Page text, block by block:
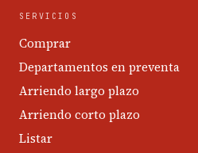
SERVICIOS
Comprar
Departamentos en preventa
Arriendo largo plazo
Arriendo corto plazo
Listar